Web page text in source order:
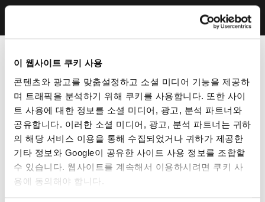
이 웹사이트 쿠키 사용
콘텐츠와 광고를 맞춤설정하고 소셜 미디어 기능을 제공하
며 트래픽을 분석하기 위해 쿠키를 사용합니다. 또한 사이
트 사용에 대한 정보를 소셜 미디어, 광고, 분석 파트너와
공유합니다. 이러한 소셜 미디어, 광고, 분석 파트너는 귀하
의 해당 서비스 이용을 통해 수집되었거나 귀하가 제공한
기타 정보와 Google이 공유한 사이트 사용 정보를 조합할
수 있습니다. 웹사이트를 계속해서 이용하시려면 쿠키 사
용에 동의해야 합니다.